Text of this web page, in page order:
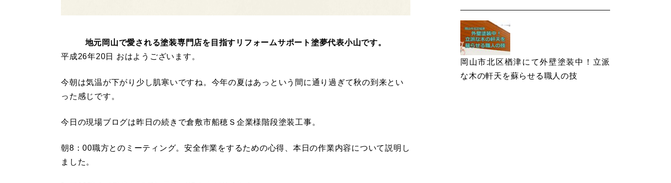
地元岡山で愛される塗装専門店を目指すリフォームサポート塗夢代表小山です。
平成26年20日 おはようございます。
今朝は気温が下がり少し肌寒いですね。今年の夏はあっという間に通り過ぎて秋の到来とい
った感じです。
今日の現場ブログは昨日の続きで倉敷市船穂Ｓ企業様階段塗装工事。
朝8：00職方とのミーティング。安全作業をするための心得、本日の作業内容について説明し
ました。
岡山市北区楢津にて外壁塗装中！立派
な木の軒天を蘇らせる職人の技